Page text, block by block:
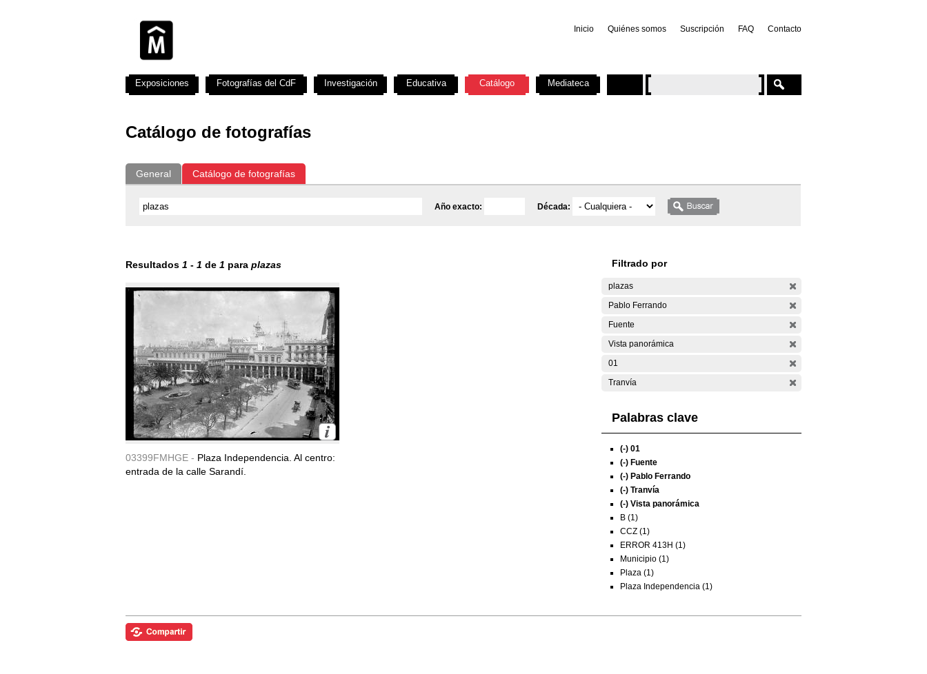
Inicio Quiénes somos Suscripción FAQ Contacto
Catálogo de fotografías
General Catálogo de fotografías
Año exacto: Década:
Resultados 1 - 1 de 1 para plazas
03399FMHGE - Plaza Independencia. Al centro:
entrada de la calle Sarandí.
Filtrado por
plazas
Pablo Ferrando
Fuente
Vista panorámica
01
Tranvía
Palabras clave
(-) 01
(-) Fuente
(-) Pablo Ferrando
(-) Tranvía
(-) Vista panorámica
B (1)
CCZ (1)
ERROR 413H (1)
Municipio (1)
Plaza (1)
Plaza Independencia (1)
Exposiciones Fotografías del CdF Investigación Educativa Catálogo Mediateca